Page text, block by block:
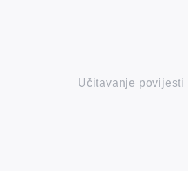
Učitavanje povijesti